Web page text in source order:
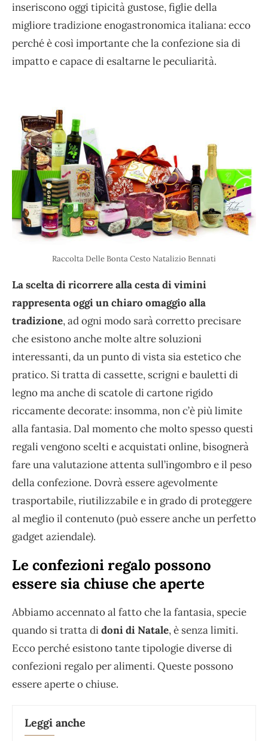
inseriscono oggi tipicità gustose, figlie della
migliore tradizione enogastronomica italiana: ecco
perché è così importante che la confezione sia di
impatto e capace di esaltarne le peculiarità.
Raccolta Delle Bonta Cesto Natalizio Bennati
La scelta di ricorrere alla cesta di vimini
rappresenta oggi un chiaro omaggio alla
tradizione, ad ogni modo sarà corretto precisare
che esistono anche molte altre soluzioni
interessanti, da un punto di vista sia estetico che
pratico. Si tratta di cassette, scrigni e bauletti di
legno ma anche di scatole di cartone rigido
riccamente decorate: insomma, non c’è più limite
alla fantasia. Dal momento che molto spesso questi
regali vengono scelti e acquistati online, bisognerà
fare una valutazione attenta sull’ingombro e il peso
della confezione. Dovrà essere agevolmente
trasportabile, riutilizzabile e in grado di proteggere
al meglio il contenuto (può essere anche un perfetto
gadget aziendale).
Le confezioni regalo possono
essere sia chiuse che aperte
Abbiamo accennato al fatto che la fantasia, specie
quando si tratta didoni di Natale, è senza limiti.
Ecco perché esistono tante tipologie diverse di
confezioni regalo per alimenti. Queste possono
essere aperte o chiuse.
Leggi anche